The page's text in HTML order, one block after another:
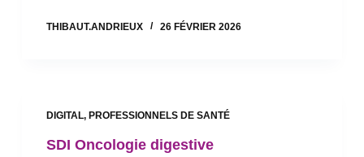
THIBAUT.ANDRIEUX 26 FÉVRIER 2026
DIGITAL, PROFESSIONNELS DE SANTÉ
SDI Oncologie digestive